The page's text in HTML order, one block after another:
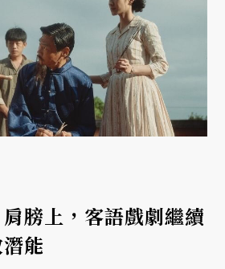
膀上，客語戲劇繼續
能